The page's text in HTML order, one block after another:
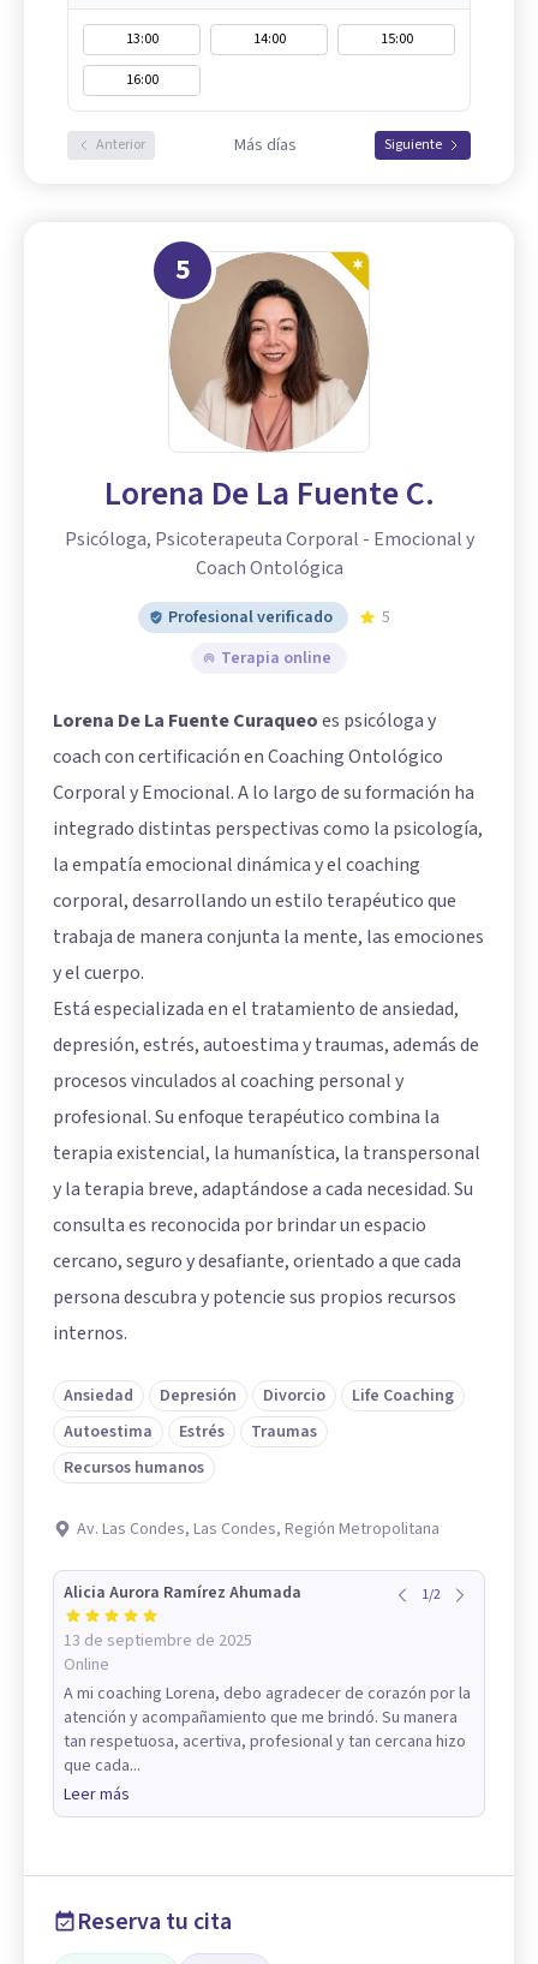
13:00 14:00
15:00
16:00
Anterior Más días Siguiente
5
Lorena De La Fuente C.
Psicóloga, Psicoterapeuta Corporal - Emocional y
Coach Ontológica
Profesional verificado
5
Terapia online
Lorena De La Fuente Curaqueoes psicóloga y
coach con certificación en Coaching Ontológico
Corporal y Emocional. A lo largo de su formación ha
integrado distintas perspectivas como la psicología,
la empatía emocional dinámica y el coaching
corporal, desarrollando un estilo terapéutico que
trabaja de manera conjunta la mente, las emociones
y el cuerpo.
Está especializada en el tratamiento de ansiedad,
depresión, estrés, autoestima y traumas, además de
procesos vinculados al coaching personal y
profesional. Su enfoque terapéutico combina la
terapia existencial, la humanística, la transpersonal
y la terapia breve, adaptándose a cada necesidad. Su
consulta es reconocida por brindar un espacio
cercano, seguro y desafiante, orientado a que cada
persona descubra y potencie sus propios recursos
internos.
Ansiedad Depresión Divorcio
Life Coaching
Autoestima
Estrés
Traumas
Recursos humanos
Av. Las Condes, Las Condes, Región Metropolitana
Alicia Aurora Ramírez Ahumada
13 de septiembre de 2025
Online
1/2
A mi coaching Lorena, debo agradecer de corazón por la
atención y acompañamiento que me brindó. Su manera
tan respetuosa, acertiva, profesional y tan cercana hizo
que cada...
Leer más
Reserva tu cita